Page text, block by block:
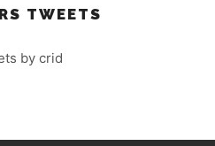
TWEETS
by crid